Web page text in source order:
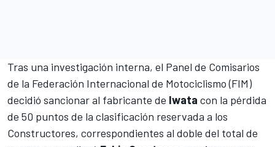
Tras una investigación interna, el Panel de Comisarios
de la Federación Internacional de Motociclismo (FIM)
decidió sancionar al fabricante de Iwata con la pérdida
de 50 puntos de la clasificación reservada a los
Constructores, correspondientes al doble del total de